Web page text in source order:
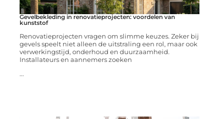
Gevelbekleding in renovatieprojecten: voordelen van
kunststof
Renovatieprojecten vragen om slimme keuzes. Zeker bij
gevels speelt niet alleen de uitstraling een rol, maar ook
verwerkingstijd, onderhoud en duurzaamheid.
Installateurs en aannemers zoeken
...